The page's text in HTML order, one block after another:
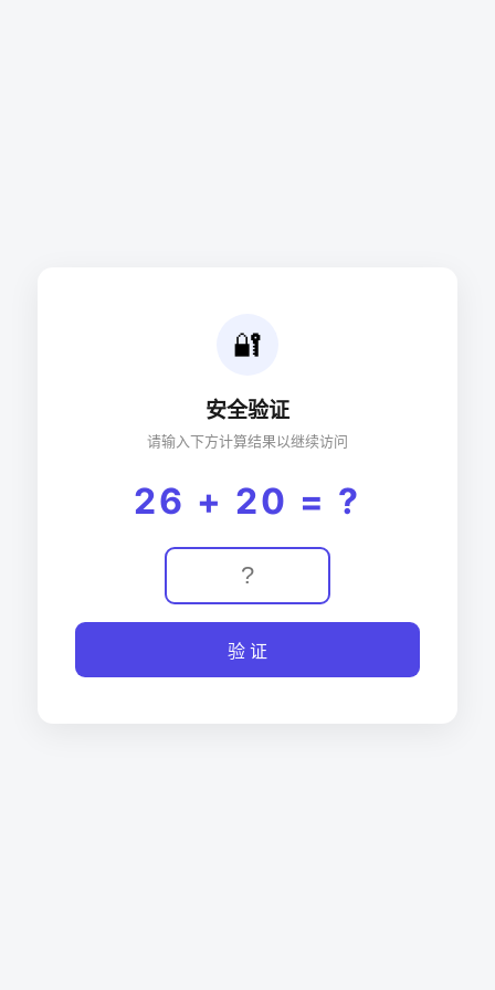
🔐
安全验证
请输入下方计算结果以继续访问
26 + 20 = ?
验 证